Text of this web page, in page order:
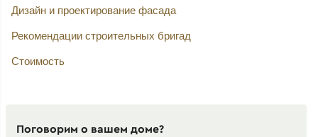
Дизайн и проектирование фасада
Рекомендации строительных бригад
Стоимость
Поговорим о вашем доме?